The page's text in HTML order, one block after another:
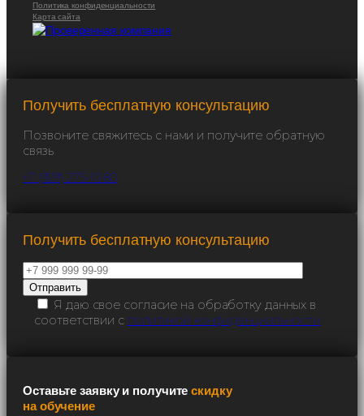
Политика конфиденциальности
Карта сайта
Получить бесплатную консультацию
Позвоните свяжитесь с нами и получите обратную
связь
+7 (929) 275-10-80
Получить бесплатную консультацию
Я даю свое согласие на обработку данных в
соответствии с политикой конфиденциальности
Оставьте заявку и получитескидку
на обучение